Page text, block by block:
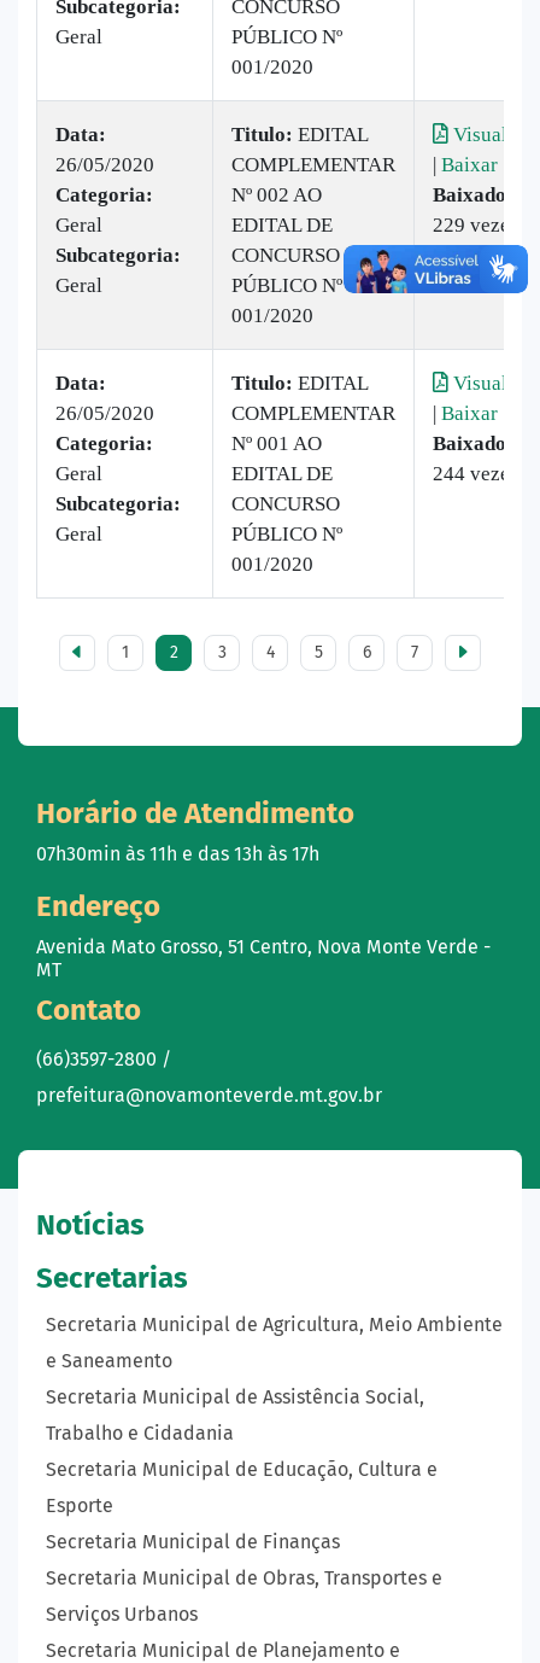
Subcategoria:
Geral
CONCURSO
PÚBLICO Nº
001/2020
Data:
26/05/2020
Categoria:
Geral
Subcategoria:
Geral
Titulo: EDITAL
COMPLEMENTAR
Nº 002 AO
EDITAL DE
CONCURSO
PÚBLICO Nº
001/2020
Visualizar
| Baixar
Baixado:
229 vezes
Data:
26/05/2020
Categoria:
Geral
Subcategoria:
Geral
Titulo: EDITAL
COMPLEMENTAR
Nº 001 AO
EDITAL DE
CONCURSO
PÚBLICO Nº
001/2020
Visualizar
| Baixar
Baixado:
244 vezes
1 2 3 4 5 6 7
Horário de Atendimento
07h30min às 11h e das 13h às 17h
Endereço
Avenida Mato Grosso, 51 Centro, Nova Monte Verde -
MT
Contato
(66)3597-2800 /
prefeitura@novamonteverde.mt.gov.br
Notícias
Secretarias
Secretaria Municipal de Agricultura, Meio Ambiente
e Saneamento
Secretaria Municipal de Assistência Social,
Trabalho e Cidadania
Secretaria Municipal de Educação, Cultura e
Esporte
Secretaria Municipal de Finanças
Secretaria Municipal de Obras, Transportes e
Serviços Urbanos
Secretaria Municipal de Planejamento e